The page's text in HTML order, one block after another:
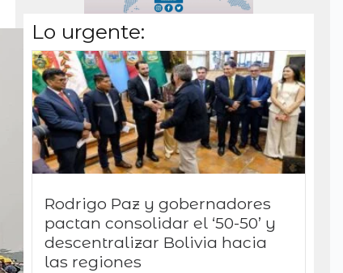
Lo urgente:
Rodrigo Paz y gobernadores
pactan consolidar el ‘50-50’ y
descentralizar Bolivia hacia
las regiones